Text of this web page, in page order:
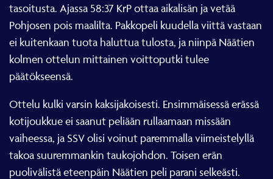
tasoitusta. Ajassa 58:37 KrP ottaa aikalisän ja vetää
Pohjosen pois maalilta. Pakkopeli kuudella viittä vastaan
ei kuitenkaan tuota haluttua tulosta, ja niinpä Näätien
kolmen ottelun mittainen voittoputki tulee
päätökseensä.
Ottelu kulki varsin kaksijakoisesti. Ensimmäisessä erässä
kotijoukkue ei saanut peliään rullaamaan missään
vaiheessa, ja SSV olisi voinut paremmalla viimeistelyllä
takoa suuremmankin taukojohdon. Toisen erän
puolivälistä eteenpäin Näätien peli parani selkeästi.